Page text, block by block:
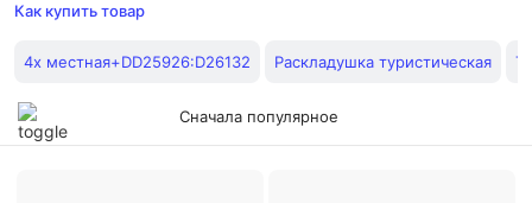
Как купить товар
4х местная+DD25926:D26132 Раскладушка туристическая
Сначала популярное